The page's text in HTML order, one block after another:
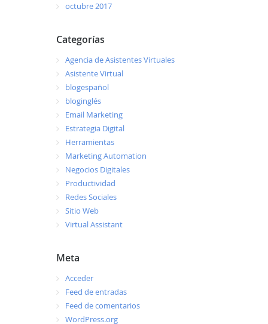
octubre 2017
Categorías
Agencia de Asistentes Virtuales
Asistente Virtual
blogespañol
bloginglés
Email Marketing
Estrategia Digital
Herramientas
Marketing Automation
Negocios Digitales
Productividad
Redes Sociales
Sitio Web
Virtual Assistant
Meta
Acceder
Feed de entradas
Feed de comentarios
WordPress.org